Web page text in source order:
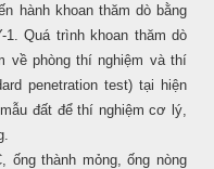
khoan thăm dò bằng
1. Quá trình khoan thăm dò
về phòng thí nghiệm và thí
penetration test) tại hiện
đất để thí nghiệm cơ lý,
ống thành mỏng, ống nòng